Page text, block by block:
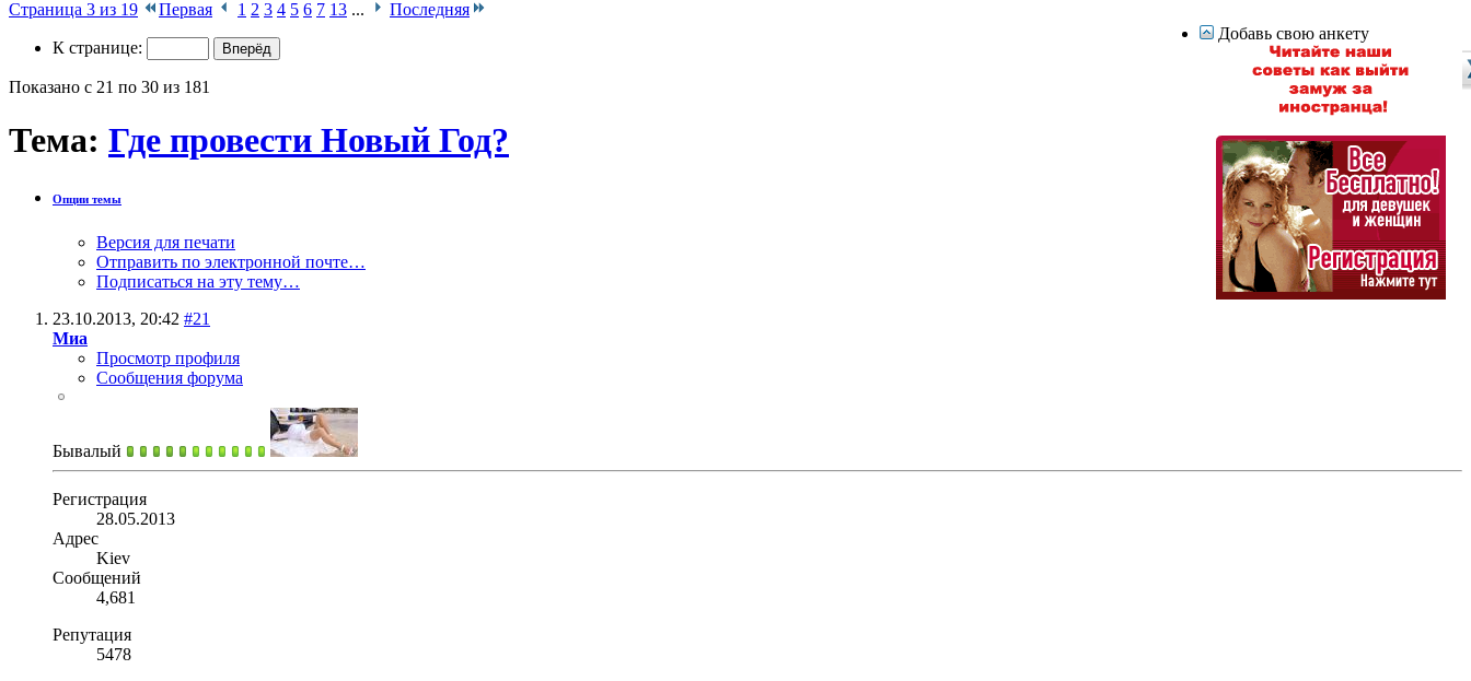
Страница 3 из 19 Первая 1 2 3 4 5 6 7 13 ... Последняя
К странице:
Показано с 21 по 30 из 181
Тема: Где провести Новый Год?
Опции темы
Версия для печати
Отправить по электронной почте…
Подписаться на эту тему…
23.10.2013, 20:42 #21
Миа
Просмотр профиля
Сообщения форума
Бывалый
Регистрация
28.05.2013
Адрес
Kiev
Сообщений
4,681
Репутация
5478
Добавь свою анкету